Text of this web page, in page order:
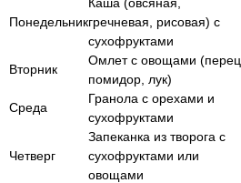
Понедельникгречневая, рисовая) с
сухофруктами
Вторник
Омлет с овощами (перец,
помидор, лук)
Среда
Гранола с орехами и
сухофруктами
Четверг
Запеканка из творога с
сухофруктами или
овощами